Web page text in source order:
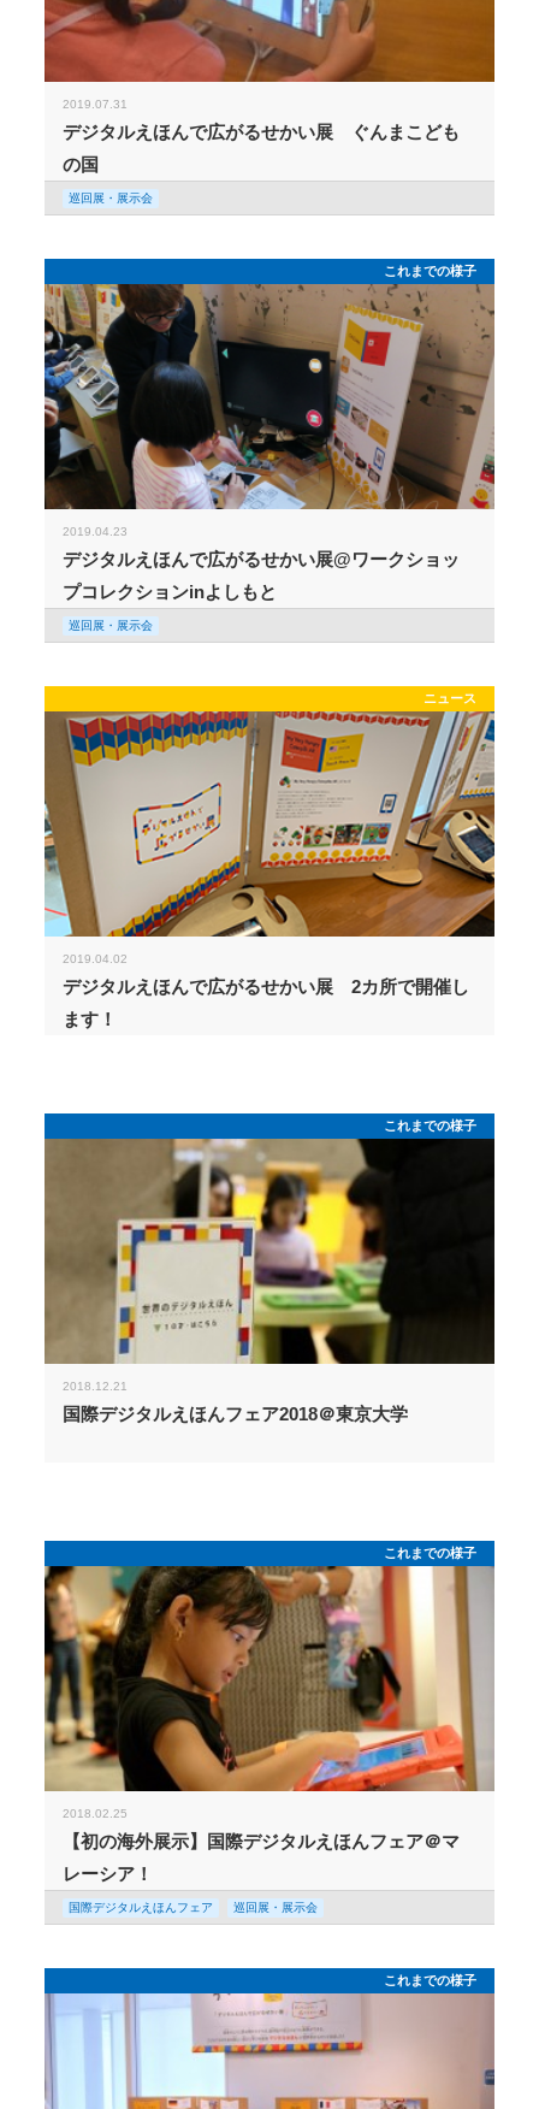
2019.07.31
デジタルえほんで広がるせかい展 ぐんまこども
の国
巡回展・展示会
これまでの様子
2019.04.23
デジタルえほんで広がるせかい展@ワークショッ
プコレクションinよしもと
巡回展・展示会
ニュース
2019.04.02
デジタルえほんで広がるせかい展 2カ所で開催し
ます！
これまでの様子
2018.12.21
国際デジタルえほんフェア2018＠東京大学
これまでの様子
2018.02.25
【初の海外展示】国際デジタルえほんフェア＠マ
レーシア！
国際デジタルえほんフェア 巡回展・展示会
これまでの様子